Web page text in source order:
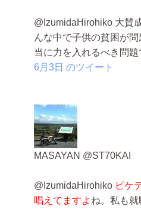
@IzumidaHirohiko 大賛
んな中で子供の貧困が
当に力を入れるべき問題
6月3日 のツイート
MASAYAN ‏@ST70KAI
@IzumidaHirohiko ピケ
唱えてますよ ね。私も